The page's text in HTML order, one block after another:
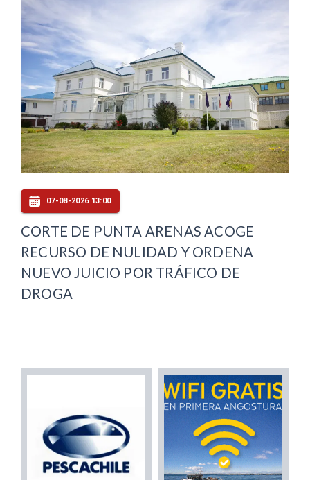
07-08-2026 13:00
CORTE DE PUNTA ARENAS ACOGE
RECURSO DE NULIDAD Y ORDENA
NUEVO JUICIO POR TRÁFICO DE
DROGA